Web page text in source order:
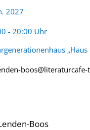
2027
- 20:00 Uhr
Boos